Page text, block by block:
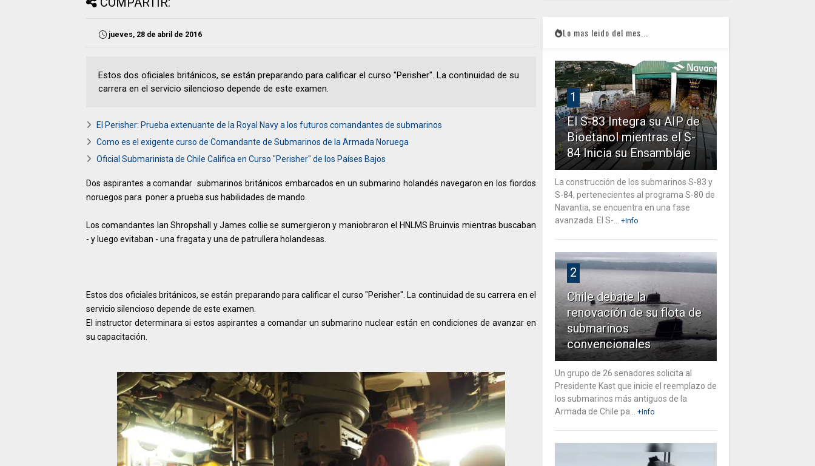
jueves, 28 de abril de 2016
Estos dos oficiales británicos, se están preparando para calificar el curso "Perisher". La continuidad de su
carrera en el servicio silencioso depende de este examen.
El Perisher: Prueba extenuante de la Royal Navy a los futuros comandantes de submarinos
Como es el exigente curso de Comandante de Submarinos de la Armada Noruega
Oficial Submarinista de Chile Califica en Curso "Perisher" de los Países Bajos
Dos aspirantes a comandar submarinos británicos embarcados en un submarino holandés navegaron en los fiordos
noruegos para poner a prueba sus habilidades de mando.
Los comandantes Ian Shropshall y James collie se sumergieron y maniobraron el HNLMS Bruinvis mientras buscaban
- y luego evitaban - una fragata y una de patrullera holandesas.
Estos dos oficiales británicos, se están preparando para calificar el curso "Perisher". La continuidad de su carrera en el
servicio silencioso depende de este examen.
El instructor determinara si estos aspirantes a comandar un submarino nuclear están en condiciones de avanzar en
su capacitación.
Lo mas leido del mes...
1
El S-83 Integra su AIP de
Bioetanol mientras el S-
84 Inicia su Ensamblaje
La construcción de los submarinos S-83 y
S-84, pertenecientes al programa S-80 de
Navantia, se encuentra en una fase
avanzada. El S-...
+Info
2
Chile debate la
renovación de su flota de
submarinos
convencionales
Un grupo de 26 senadores solicita al
Presidente Kast que inicie el reemplazo de
los submarinos más antiguos de la
Armada de Chile pa...
+Info